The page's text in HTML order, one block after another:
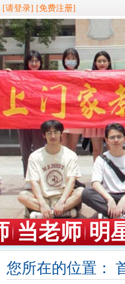
[请登录] [免费注册]
当老师 明
您所在的位置：